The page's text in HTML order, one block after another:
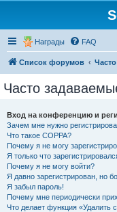
Награды FAQ
Список форумов
Часто
Вход на конференцию и
Зачем мне нужно
Что такое COPPA?
Почему я не могу
Я только что
Почему я не могу войти?
Я давно зарегистрирован, но
Я забыл пароль!
Почему мне периодически
Что делает функция «Удалить